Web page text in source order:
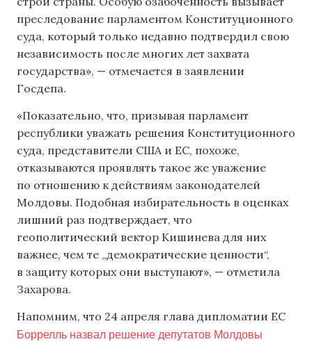
преследование парламентом Конституционного
суда, который только недавно подтвердил свою
независимость после многих лет захвата
государства», — отмечается в заявлении
Госдепа.
«Показательно, что, призывая парламент
республики уважать решения Конституционного
суда, представители США и ЕС, похоже,
отказываются проявлять такое же уважение
по отношению к действиям законодателей
Молдовы. Подобная избирательность в оценках
лишний раз подтверждает, что
геополитический вектор Кишинева для них
важнее, чем те „демократические ценности“,
в защиту которых они выступают», — отметила
Захарова.
Напомним, что 24 апреля глава дипломатии ЕС
Боррелль назвал решение депутатов Молдовы